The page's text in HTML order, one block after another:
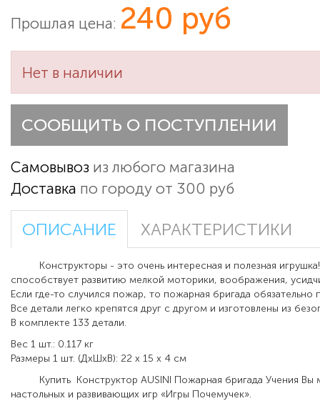
Прошлая цена: 240 руб
Нет в наличии
СООБЩИТЬ О ПОСТУПЛЕНИИ
Самовывоз из любого магазина
Доставка по городу от 300 руб
ОПИСАНИЕ ХАРАКТЕРИСТИКИ
Конструкторы - это очень интересная и полезная игрушка!
способствует развитию мелкой моторики, воображения,
Если где-то случился пожар, то пожарная бригада
Все детали легко крепятся друг с другом и изготовлены из
В комплекте 133 детали.
Вес 1 шт.: 0.117 кг
Размеры 1 шт. (ДxШxВ): 22 x 15 x 4 см
Купить Конструктор AUSINI Пожарная бригада Учения Вы
настольных и развивающих игр «Игры Почемучек».